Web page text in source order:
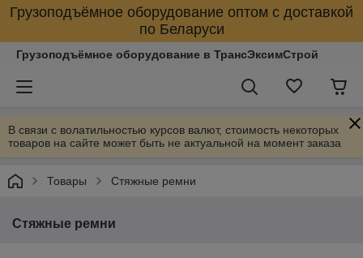
Грузоподъёмное оборудование оптом с доставкой
по Беларуси
Грузоподъёмное оборудование в ТрансЭксимСтрой
В связи с волатильностью курсов валют, стоимость некоторых
товаров на сайте может быть не актуальной на момент заказа
Товары Стяжные ремни
Стяжные ремни